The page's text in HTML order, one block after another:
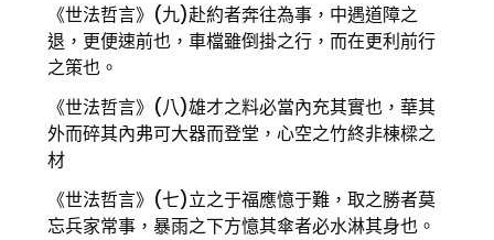
《世法哲言》(九)赴約者奔往為事，中遇道障之
退，更便速前也，車檔雖倒掛之行，而在更利前行
之策也。
《世法哲言》(八)雄才之料必當內充其實也，華其
外而碎其內弗可大器而登堂，心空之竹終非棟樑之
材
《世法哲言》(七)立之于福應憶于難，取之勝者莫
忘兵家常事，暴雨之下方憶其傘者必水淋其身也。